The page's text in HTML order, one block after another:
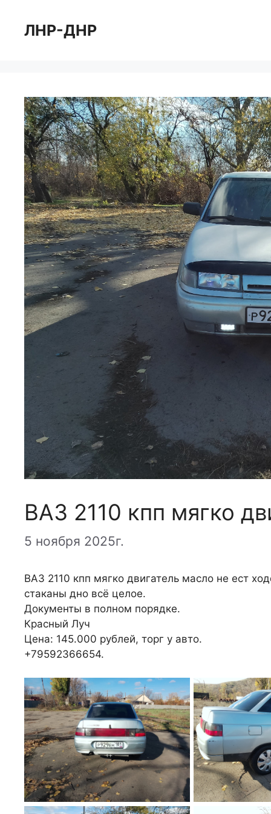
содержимому
ЛНР-ДНР
ВАЗ 2110 кпп мягко
5 ноября 2025г.
ВАЗ 2110 кпп мягко двигатель масло не ест
стаканы дно всё целое.
Документы в полном порядке.
Красный Луч
Цена: 145.000 рублей, торг у авто.
+79592366654.